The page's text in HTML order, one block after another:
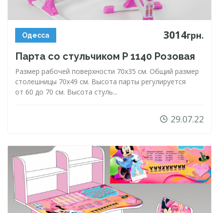
Одесса 3014грн.
Парта со стульчиком P 1140 Розовая
Размер рабочей поверхности 70х35 см. Общий размер
столешницы 70х49 см. Высота парты регулируется
от 60 до 70 см. Высота стуль...
29.07.22